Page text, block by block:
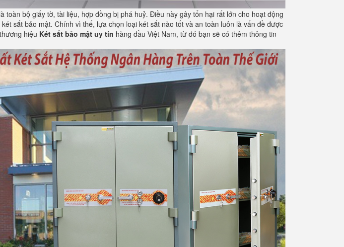
bộ giấy tờ, tài liệu, hợp đồng bị phá huỷ. Điều này gây tổn hại rất lớn cho hoạt động
sắt bảo mật. Chính vì thế, lựa chọn loại két sắt nào tốt và an toàn luôn là vấn đề được
hiệu Két sắt bảo mật uy tín hàng đầu Việt Nam, từ đó bạn sẽ có thêm thông tin